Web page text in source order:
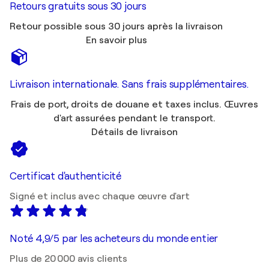
Retours gratuits sous 30 jours
Retour possible sous 30 jours après la livraison
En savoir plus
Livraison internationale. Sans frais supplémentaires.
Frais de port, droits de douane et taxes inclus. Œuvres
d'art assurées pendant le transport.
Détails de livraison
Certificat d'authenticité
Signé et inclus avec chaque œuvre d'art
Noté 4,9/5 par les acheteurs du monde entier
Plus de 20 000 avis clients